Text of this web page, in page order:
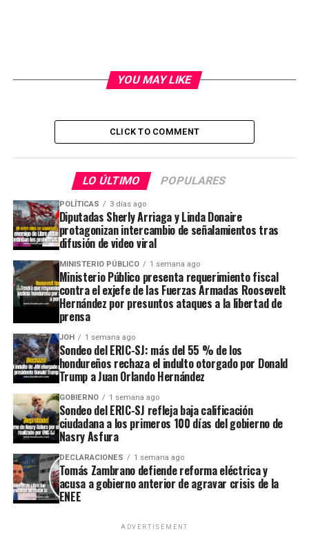
YOU MAY LIKE
CLICK TO COMMENT
LO ÚLTIMO POPULARES
POLÍTICAS 3 días ago
Diputadas Sherly Arriaga y Linda Donaire
protagonizan intercambio de señalamientos tras
difusión de video viral
MINISTERIO PÚBLICO 1 semana ago
Ministerio Público presenta requerimiento fiscal
contra el exjefe de las Fuerzas Armadas Roosevelt
Hernández por presuntos ataques a la libertad de
prensa
JOH 1 semana ago
Sondeo del ERIC-SJ: más del 55 % de los
hondureños rechaza el indulto otorgado por Donald
Trump a Juan Orlando Hernández
GOBIERNO 1 semana ago
Sondeo del ERIC-SJ refleja baja calificación
ciudadana a los primeros 100 días del gobierno de
Nasry Asfura
DECLARACIONES 1 semana ago
Tomás Zambrano defiende reforma eléctrica y
acusa a gobierno anterior de agravar crisis de la
ENEE
ADVERTISEMENT